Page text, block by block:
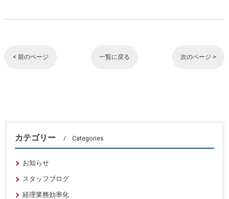
< 前のページ 一覧に戻る 次のページ >
カテゴリー Categories
お知らせ
スタッフブログ
経理業務効率化